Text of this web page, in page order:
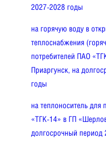
2027-2028 годы
на горячую воду в
теплоснабжения
потребителей ПАО
Приаргунск, на
годы
на теплоноситель для
«ТГК-14» в ГП
долгосрочный период